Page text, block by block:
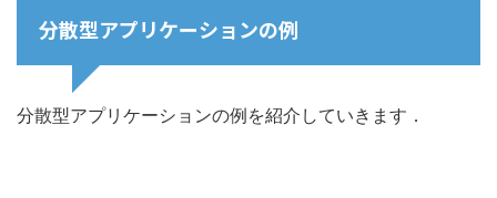
分散型アプリケーションの例
分散型アプリケーションの例を紹介していきます．